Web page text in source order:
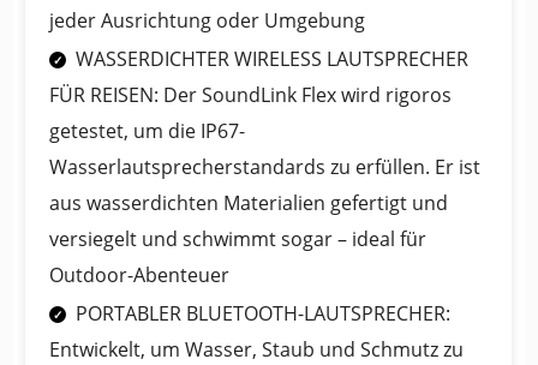
jeder Ausrichtung oder Umgebung
WASSERDICHTER WIRELESS LAUTSPRECHER
FÜR REISEN: Der SoundLink Flex wird rigoros
getestet, um die IP67-
Wasserlautsprecherstandards zu erfüllen. Er ist
aus wasserdichten Materialien gefertigt und
versiegelt und schwimmt sogar – ideal für
Outdoor-Abenteuer
PORTABLER BLUETOOTH-LAUTSPRECHER:
Entwickelt, um Wasser, Staub und Schmutz zu